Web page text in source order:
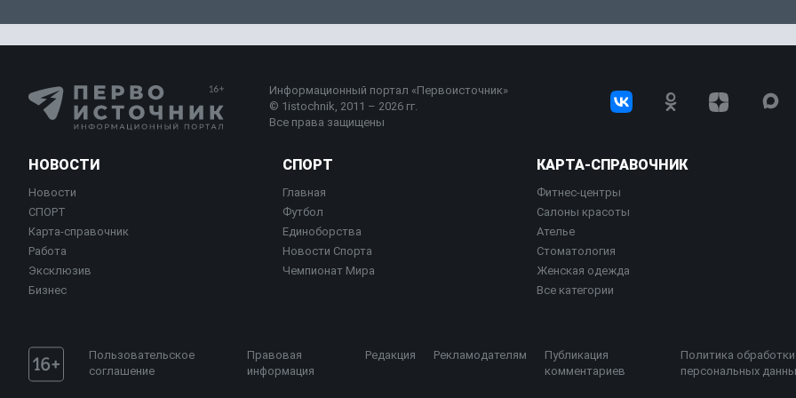
Информационный портал «Первоисточник»
© 1istochnik, 2011 – 2026 гг.
Все права защищены
НОВОСТИ
Новости
СПОРТ
Карта-справочник
Работа
Эксклюзив
Бизнес
СПОРТ
Главная
Футбол
Единоборства
Новости Спорта
Чемпионат Мира
КАРТА-СПРАВОЧНИК
Фитнес-центры
Салоны красоты
Ателье
Стоматология
Женская одежда
Все категории
Пользовательское
соглашение
Правовая
информация
Редакция Рекламодателям
Публикация
комментариев
Политика обработки
персональных